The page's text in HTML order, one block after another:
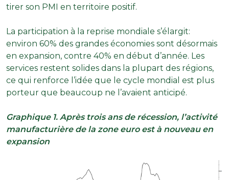
tirer son PMI en territoire positif.
La participation à la reprise mondiale s’élargit:
environ 60% des grandes économies sont désormais
en expansion, contre 40% en début d’année. Les
services restent solides dans la plupart des régions,
ce qui renforce l’idée que le cycle mondial est plus
porteur que beaucoup ne l’avaient anticipé.
Graphique 1. Après trois ans de récession, l’activité
manufacturière de la zone euro est à nouveau en
expansion